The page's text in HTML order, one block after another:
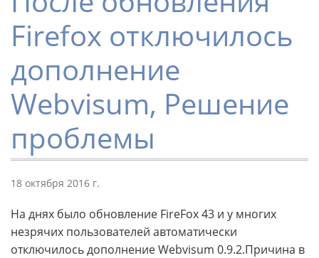
Firefox отключилось
дополнение
Webvisum, Решение
проблемы
18 октября 2016 г.
На днях было обновление FireFox 43 и у многих
незрячих пользователей автоматически
отключилось дополнение Webvisum 0.9.2.Причина в